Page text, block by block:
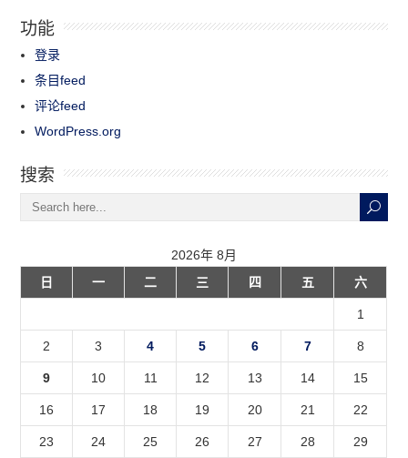
功能
登录
条目feed
评论feed
WordPress.org
搜索
2026年 8月
日
一 二 三 四 五 六
1
2 3 4 5 6 7 8
9 10 11 12 13 14 15
16 17 18 19 20 21 22
23 24 25 26 27 28 29